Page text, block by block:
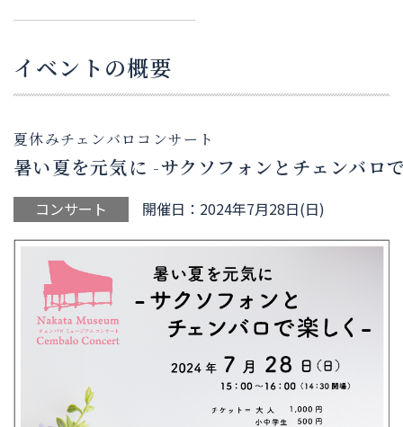
イベントの概要
夏休みチェンバロコンサート
暑い夏を元気に -サクソフォンとチェンバロ
コンサート 開催日：2024年7月28日(日)